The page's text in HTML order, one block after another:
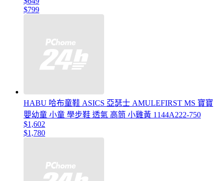
$799
HABU 哈布童鞋 ASICS 亞瑟士 AMULEFIRST MS 寶寶
嬰幼童 小童 學步鞋 透氣 高筒 小雞黃 1144A222-750
$1,602
$1,780